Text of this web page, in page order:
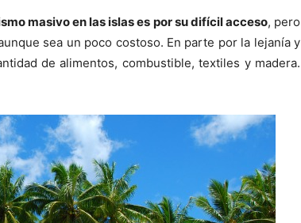
masivo en las islas es por su difícil acceso, pero
sea un poco costoso. En parte por la lejanía y
de alimentos, combustible, textiles y madera.